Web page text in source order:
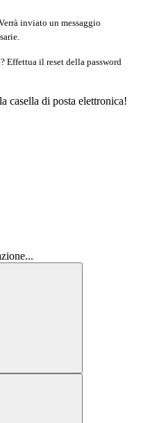
inviato un messaggio
Effettua il reset della password
casella di posta elettronica!